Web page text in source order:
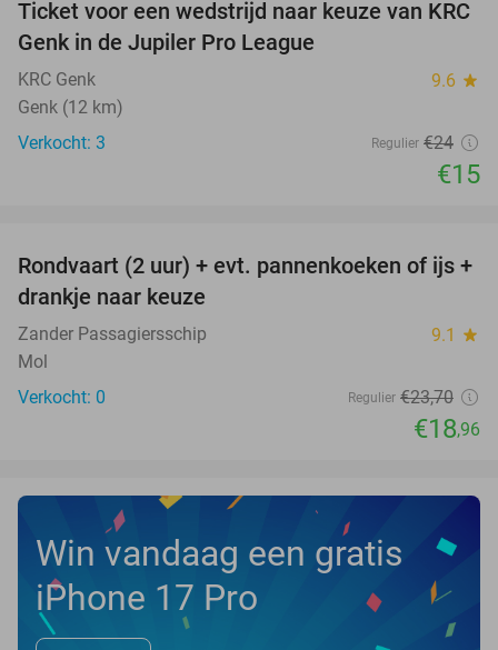
38%
TODAY
Ticket voor een wedstrijd naar keuze van KRC
Genk in de Jupiler Pro League
KRC Genk 9.6 star
Genk (12 km)
Verkocht: 3
Regulier €24
€15
20%
TODAY
Rondvaart (2 uur) + evt. pannenkoeken of ijs +
drankje naar keuze
Zander Passagiersschip 9.1 star
Mol
Verkocht: 0
Regulier €23,70
€18,96
Win vandaag een gratis
iPhone 17 Pro